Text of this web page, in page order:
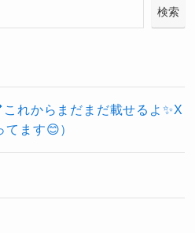
検索
れからまだまだ載せるよ✨X
ます😊）